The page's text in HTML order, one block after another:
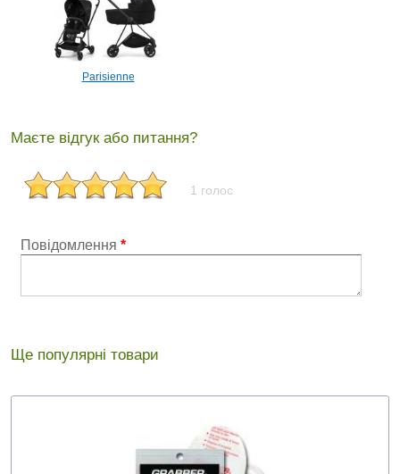
Parisienne
Маєте відгук або питання?
1 голос
Повідомлення *
Ще популярні товари